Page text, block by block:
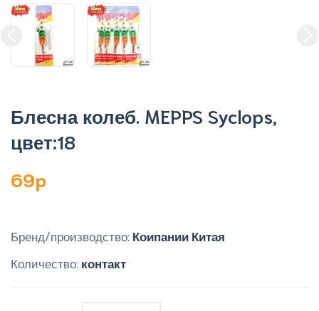
Блесна колеб. MEPPS Syclops,
цвет:18
69p
Бренд/производство: Коипании Китая
Количество: контакт